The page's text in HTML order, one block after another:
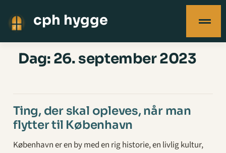
cph hygge
Dag: 26. september 2023
Ting, der skal opleves, når man
flytter til København
København er en by med en rig historie, en livlig kultur,